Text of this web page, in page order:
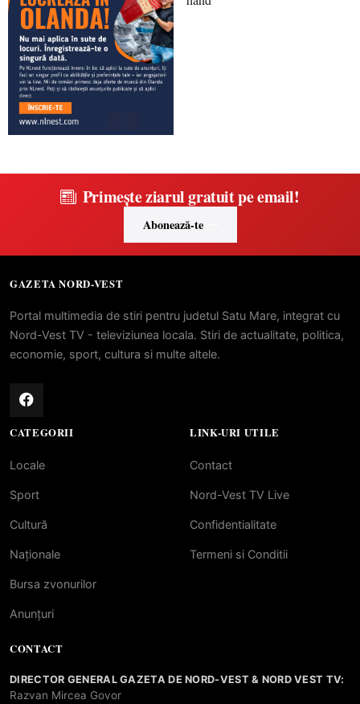
Primește ziarul gratuit pe email!
Abonează-te
GAZETA NORD-VEST
Portal multimedia de stiri pentru judetul Satu Mare, integrat cu
Nord-Vest TV - televiziunea locala. Stiri de actualitate, politica,
economie, sport, cultura si multe altele.
CATEGORII
Locale
Sport
Cultură
Naționale
Bursa zvonurilor
Anunțuri
LINK-URI UTILE
Contact
Nord-Vest TV Live
Confidentialitate
Termeni si Conditii
CONTACT
DIRECTOR GENERAL GAZETA DE NORD-VEST & NORD VEST TV:
Razvan Mircea Govor